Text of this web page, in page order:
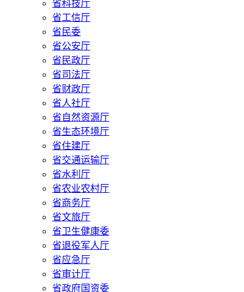
省科技厅
省工信厅
省民委
省公安厅
省民政厅
省司法厅
省财政厅
省人社厅
省自然资源厅
省生态环境厅
省住建厅
省交通运输厅
省水利厅
省农业农村厅
省商务厅
省文旅厅
省卫生健康委
省退役军人厅
省应急厅
省审计厅
省政府国资委